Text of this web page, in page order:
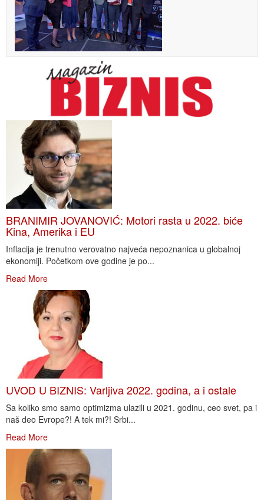
BRANIMIR JOVANOVIĆ: Motori rasta u 2022. biće
Kina, Amerika i EU
Inflacija je trenutno verovatno najveća nepoznanica u globalnoj
ekonomiji. Početkom ove godine je po...
Read More
UVOD U BIZNIS: Varljiva 2022. godina, a i ostale
Sa koliko smo samo optimizma ulazili u 2021. godinu, ceo svet, pa i
naš deo Evrope?! A tek mi?! Srbi...
Read More